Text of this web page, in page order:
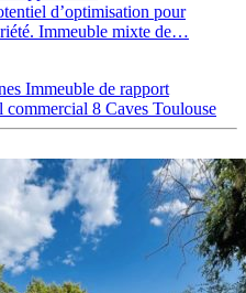
d’optimisation pour
Immeuble mixte de…
Immeuble de rapport
commercial 8 Caves Toulouse